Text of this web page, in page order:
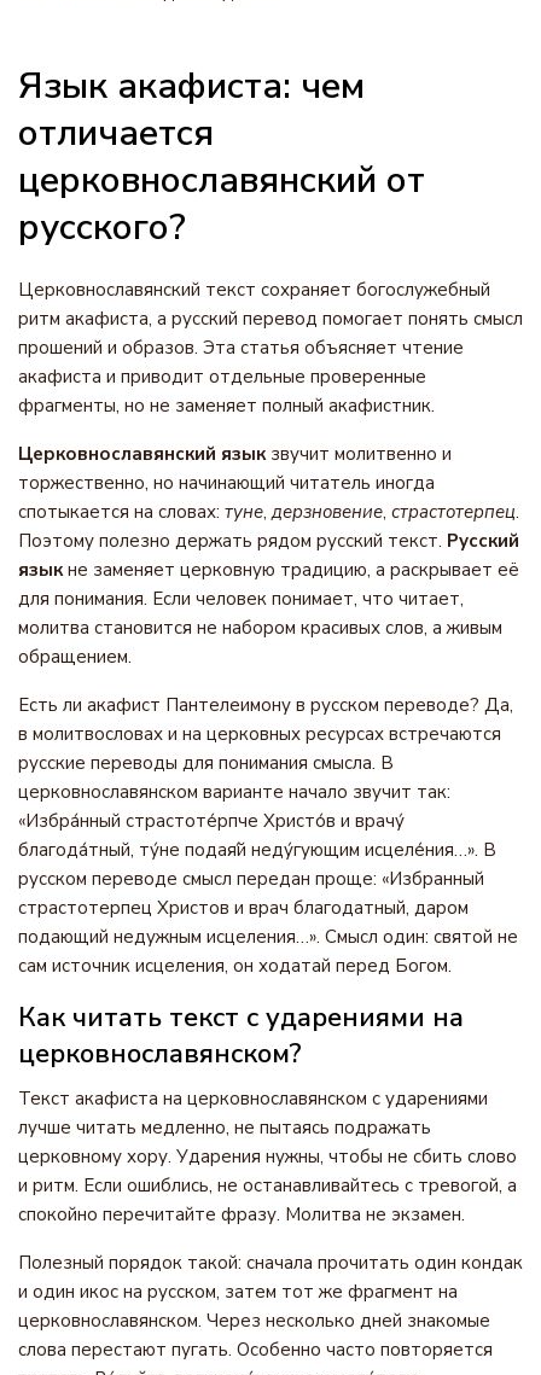
Язык акафиста: чем
отличается
церковнославянский от
русского?
Церковнославянский текст сохраняет богослужебный
ритм акафиста, а русский перевод помогает понять смысл
прошений и образов. Эта статья объясняет чтение
акафиста и приводит отдельные проверенные
фрагменты, но не заменяет полный акафистник.
Церковнославянский языкзвучит молитвенно и
торжественно, но начинающий читатель иногда
спотыкается на словах: туне,дерзновение, страстотерпец.
Поэтому полезно держать рядом русский текст. Русский
языкне заменяет церковную традицию, а раскрывает её
для понимания. Если человек понимает, что читает,
молитва становится не набором красивых слов, а живым
обращением.
Есть ли акафист Пантелеимону в русском переводе? Да,
в молитвословах и на церковных ресурсах встречаются
русские переводы для понимания смысла. В
церковнославянском варианте начало звучит так:
«Избра́нный страстоте́рпче Христо́в и врачу́
благода́тный, ту́не подая́й неду́гующим исцеле́ния…». В
русском переводе смысл передан проще: «Избранный
страстотерпец Христов и врач благодатный, даром
подающий недужным исцеления…». Смысл один: святой не
сам источник исцеления, он ходатай перед Богом.
Как читать текст с ударениями на
церковнославянском?
Текст акафиста на церковнославянском с ударениями
лучше читать медленно, не пытаясь подражать
церковному хору. Ударения нужны, чтобы не сбить слово
и ритм. Если ошиблись, не останавливайтесь с тревогой, а
спокойно перечитайте фразу. Молитва не экзамен.
Полезный порядок такой: сначала прочитать один кондак
и один икос на русском, затем тот же фрагмент на
церковнославянском. Через несколько дней знакомые
слова перестают пугать. Особенно часто повторяется